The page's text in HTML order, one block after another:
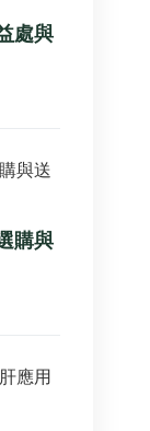
處與
購與